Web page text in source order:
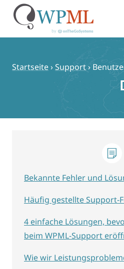
springen
Startseite›Support›
Bekannte Fehler und
Häufig gestellte Support-
4 einfache Lösungen,
beim WPML-Support
Wie wir